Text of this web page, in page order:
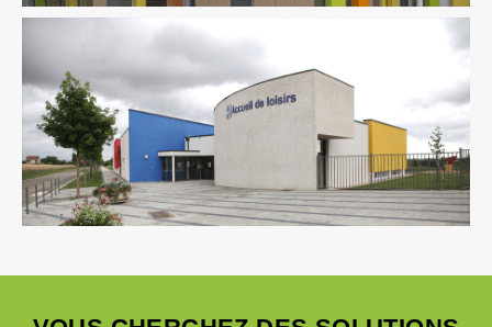
Équipement Public Ingenierie TCE